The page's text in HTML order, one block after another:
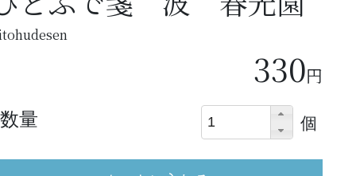
330円
数量 個